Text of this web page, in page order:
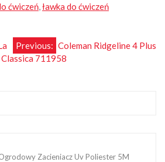
ćwiczeń ławka do ćwiczeń
Previous: Coleman Ridgeline 4 Plus
Classica 711958
Zacieniacz Uv Poliester 5M